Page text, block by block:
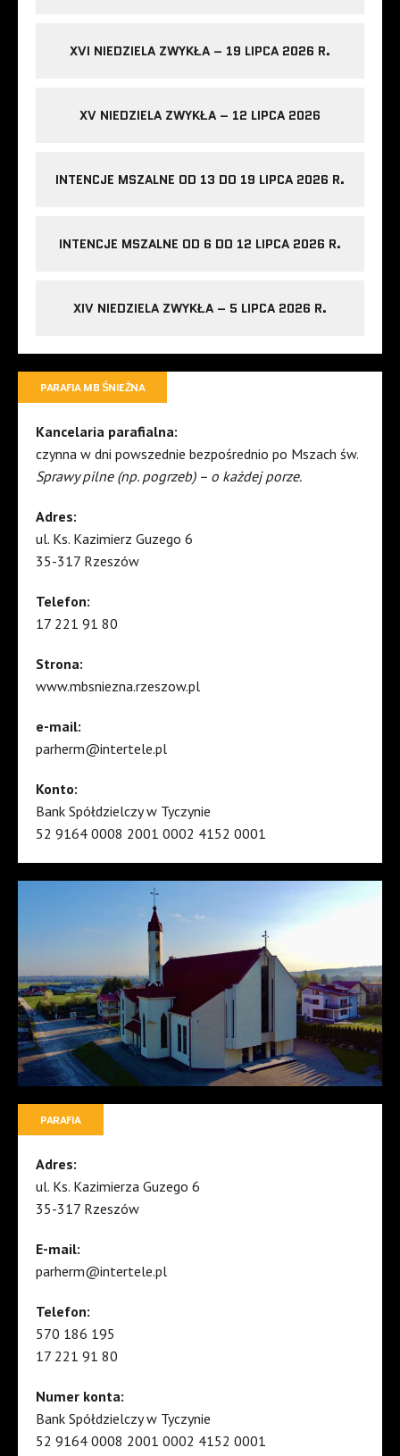
XVI NIEDZIELA ZWYKŁA – 19 LIPCA 2026 R.
XV NIEDZIELA ZWYKŁA – 12 LIPCA 2026
INTENCJE MSZALNE OD 13 DO 19 LIPCA 2026 R.
INTENCJE MSZALNE OD 6 DO 12 LIPCA 2026 R.
XIV NIEDZIELA ZWYKŁA – 5 LIPCA 2026 R.
PARAFIA MB ŚNIEŻNA
Kancelaria parafialna:
czynna w dni powszednie bezpośrednio po Mszach św.
Sprawy pilne (np. pogrzeb) – o każdej porze.
Adres:
ul. Ks. Kazimierz Guzego 6
35-317 Rzeszów
Telefon:
17 221 91 80
Strona:
www.mbsniezna.rzeszow.pl
e-mail:
parherm@intertele.pl
Konto:
Bank Spółdzielczy w Tyczynie
52 9164 0008 2001 0002 4152 0001
PARAFIA
Adres:
ul. Ks. Kazimierza Guzego 6
35-317 Rzeszów
E-mail:
parherm@intertele.pl
Telefon:
570 186 195
17 221 91 80
Numer konta:
Bank Spółdzielczy w Tyczynie
52 9164 0008 2001 0002 4152 0001